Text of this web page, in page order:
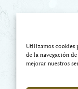
Utilizamos cookies
de la navegación
mejorar nuestros